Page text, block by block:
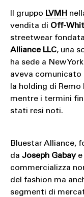
Il gruppo LVMH
vendita di Off-
streetwear
Alliance LLC, una
ha sede a New
aveva comunicato
la holding di
mentre i termini
stati resi noti.
Bluestar Alliance,
da Joseph Gabaye
commercializza
del fashion ma
segmenti di